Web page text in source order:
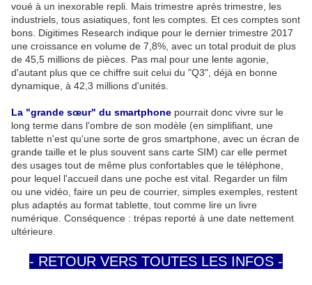
voué à un inexorable repli. Mais trimestre après trimestre, les
industriels, tous asiatiques, font les comptes. Et ces comptes sont
bons. Digitimes Research indique pour le dernier trimestre 2017
une croissance en volume de 7,8%, avec un total produit de plus
de 45,5 millions de pièces. Pas mal pour une lente agonie,
d'autant plus que ce chiffre suit celui du "Q3", déjà en bonne
dynamique, à 42,3 millions d'unités.
La "grande sœur" du smartphone pourrait donc vivre sur le
long terme dans l'ombre de son modèle (en simplifiant, une
tablette n'est qu'une sorte de gros smartphone, avec un écran de
grande taille et le plus souvent sans carte SIM) car elle permet
des usages tout de même plus confortables que le téléphone,
pour lequel l'accueil dans une poche est vital. Regarder un film
ou une vidéo, faire un peu de courrier, simples exemples, restent
plus adaptés au format tablette, tout comme lire un livre
numérique. Conséquence : trépas reporté à une date nettement
ultérieure.
- RETOUR VERS TOUTES LES INFOS -